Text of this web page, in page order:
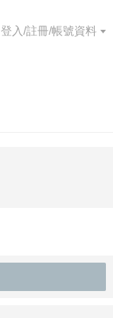
登入/註冊/帳號資料